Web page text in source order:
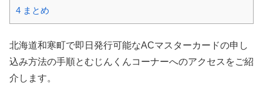
4 まとめ
北海道和寒町で即日発行可能なACマスターカードの申し
込み方法の手順とむじんくんコーナーへのアクセスをご紹
介します。